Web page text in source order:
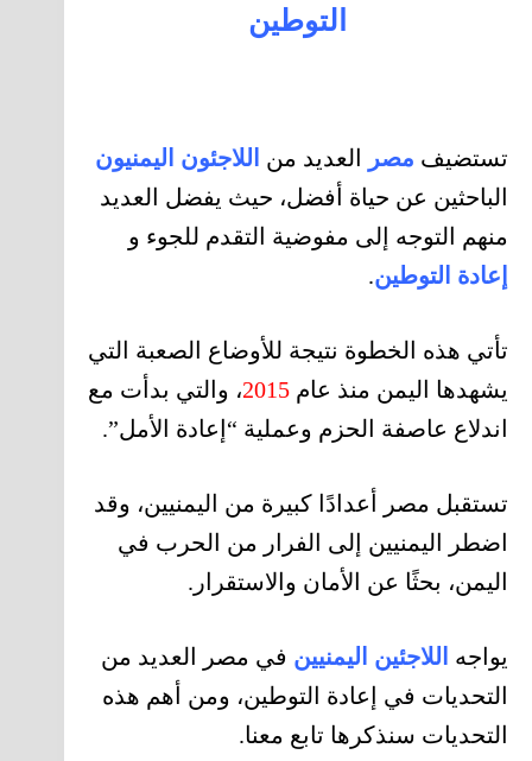
التوطين
تستضيف مصر العديد من اللاجئون اليمنيون
الباحثين عن حياة أفضل، حيث يفضل العديد
منهم التوجه إلى مفوضية التقدم للجوء و
إعادة التوطين.
تأتي هذه الخطوة نتيجة للأوضاع الصعبة التي
يشهدها اليمن منذ عام 2015، والتي بدأت مع
اندلاع عاصفة الحزم وعملية “إعادة الأمل”.
تستقبل مصر أعدادًا كبيرة من اليمنيين، وقد
اضطر اليمنيين إلى الفرار من الحرب في
اليمن، بحثًا عن الأمان والاستقرار.
يواجه اللاجئين اليمنيين في مصر العديد من
التحديات في إعادة التوطين، ومن أهم هذه
التحديات سنذكرها تابع معنا.